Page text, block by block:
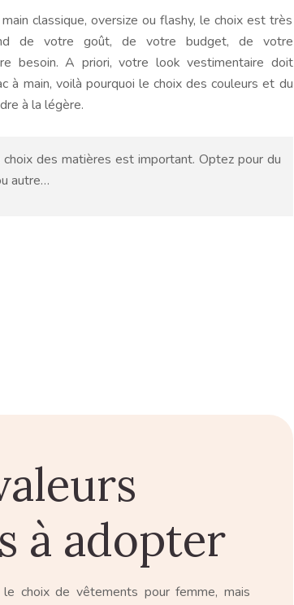
main classique, oversize ou flashy, le choix est très
de votre goût, de votre budget, de votre
besoin. A priori, votre look vestimentaire doit
à main, voilà pourquoi le choix des couleurs et du
à la légère.
des matières est important. Optez pour du
autre…
à adopter
choix de vêtements pour femme, mais